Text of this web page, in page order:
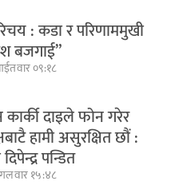
: कडा र परिणाममुखी
बजगाई”
०९:१८
दाइले फोन गरेर
हामी असुरक्षित छौं :
पन्डित
१५:४८